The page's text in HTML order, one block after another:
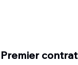
Premier contrat